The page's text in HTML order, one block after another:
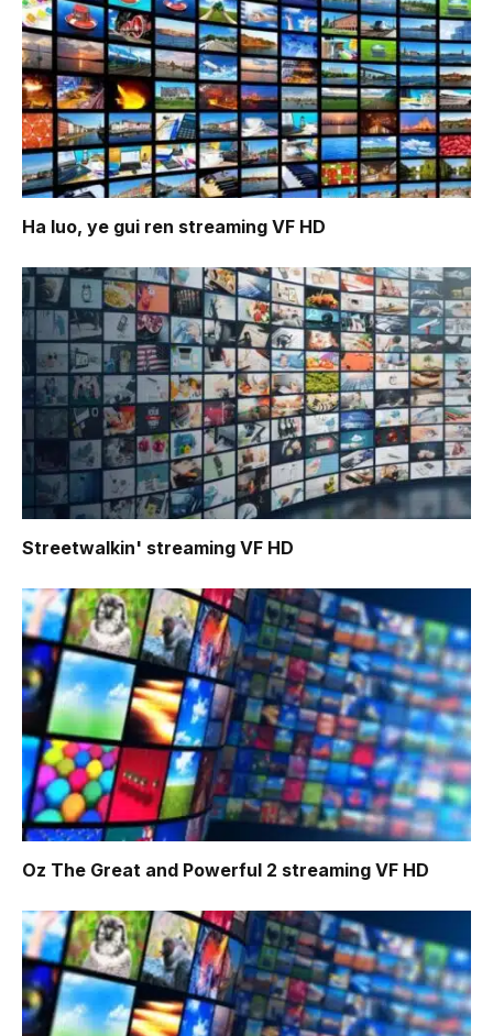
Ha luo, ye gui ren streaming VF HD
Streetwalkin' streaming VF HD
Oz The Great and Powerful 2 streaming VF HD